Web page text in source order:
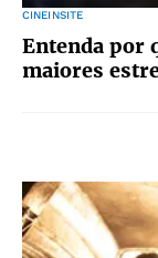
CINEINSITE
Entenda por
maiores